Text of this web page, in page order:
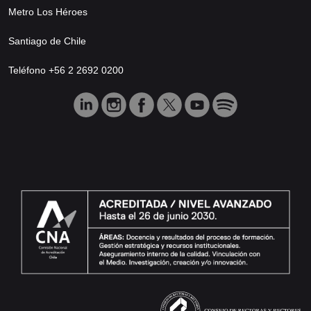
Metro Los Héroes
Santiago de Chile
Teléfono +56 2 2692 0200